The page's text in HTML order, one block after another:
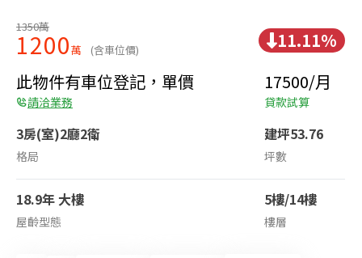
1350萬
1200萬 (含車位價)
11.11%
此物件有車位登記，單價
請洽業務
17500/月
貸款試算
3房(室)2廳2衛
格局
建坪53.76
坪數
18.9年 大樓
屋齡型態
5樓/14樓
樓層